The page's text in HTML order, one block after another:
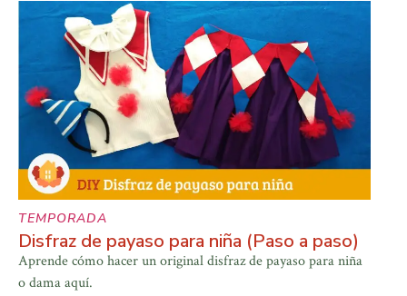
TEMPORADA
Disfraz de payaso para niña (Paso a paso)
Aprende cómo hacer un original disfraz de payaso para niña
o dama aquí.